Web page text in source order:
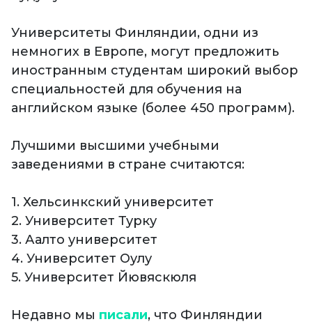
Университеты Финляндии, одни из
немногих в Европе, могут предложить
иностранным студентам широкий выбор
специальностей для обучения на
английском языке (более 450 программ).
Лучшими высшими учебными
заведениями в стране считаются:
1. Хельсинкский университет
2. Университет Турку
3. Аалто университет
4. Университет Оулу
5. Университет Йювяскюля
Недавно мы писали, что Финляндии